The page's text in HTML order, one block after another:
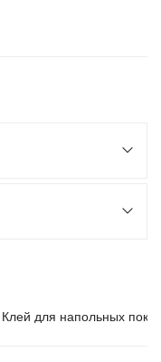
Клей для напольных